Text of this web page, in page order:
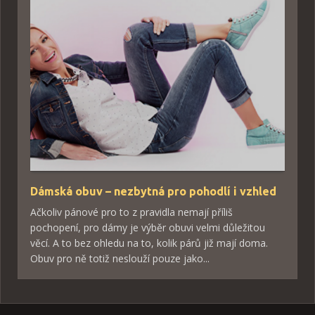
Dámská obuv – nezbytná pro pohodlí i vzhled
Ačkoliv pánové pro to z pravidla nemají příliš
pochopení, pro dámy je výběr obuvi velmi důležitou
věcí. A to bez ohledu na to, kolik párů již mají doma.
Obuv pro ně totiž neslouží pouze jako...